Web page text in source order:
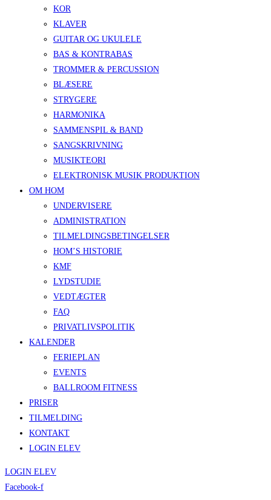
KOR
KLAVER
GUITAR OG UKULELE
BAS & KONTRABAS
TROMMER & PERCUSSION
BLÆSERE
STRYGERE
HARMONIKA
SAMMENSPIL & BAND
SANGSKRIVNING
MUSIKTEORI
ELEKTRONISK MUSIK PRODUKTION
OM HOM
UNDERVISERE
ADMINISTRATION
TILMELDINGSBETINGELSER
HOM’S HISTORIE
KMF
LYDSTUDIE
VEDTÆGTER
FAQ
PRIVATLIVSPOLITIK
KALENDER
FERIEPLAN
EVENTS
BALLROOM FITNESS
PRISER
TILMELDING
KONTAKT
LOGIN ELEV
LOGIN ELEV
Facebook-f